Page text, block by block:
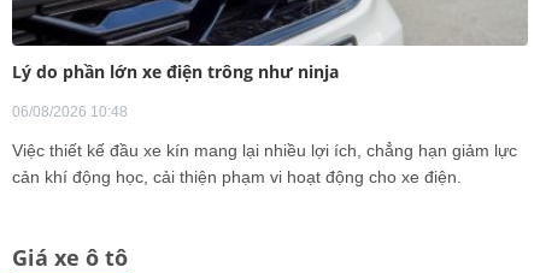
Lý do phần lớn xe điện trông như ninja
06/08/2026 10:48
Việc thiết kế đầu xe kín mang lại nhiều lợi ích, chẳng hạn giảm lực
cản khí động học, cải thiện phạm vi hoạt động cho xe điện.
Giá xe ô tô